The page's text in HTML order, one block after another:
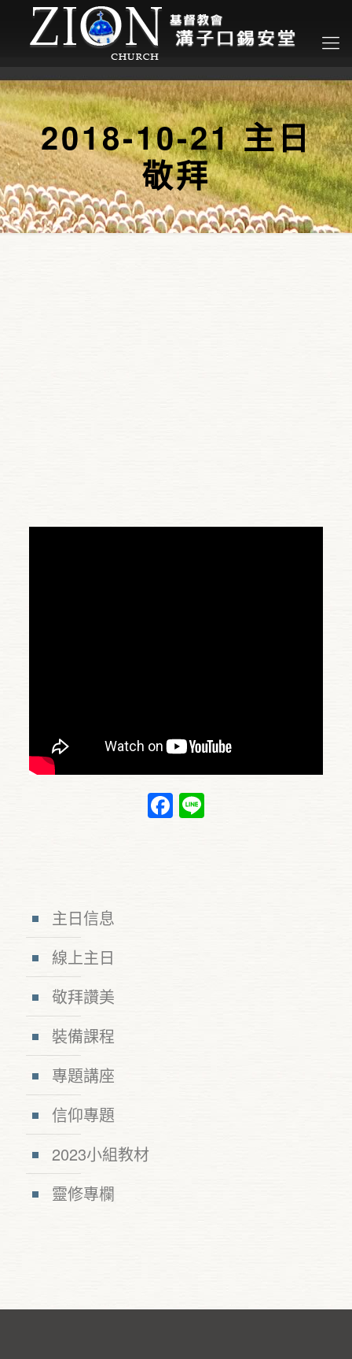
2018-10-21 主日
敬拜
Facebook
主日信息
線上主日
敬拜讚美
裝備課程
專題講座
信仰專題
2023小組教材
靈修專欄